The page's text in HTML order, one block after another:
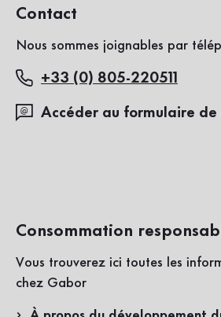
Contact
Nous sommes joignables par
+33 (0) 805-220511
Accéder au formulaire
Consommation
Vous trouverez ici toutes les
chez Gabor